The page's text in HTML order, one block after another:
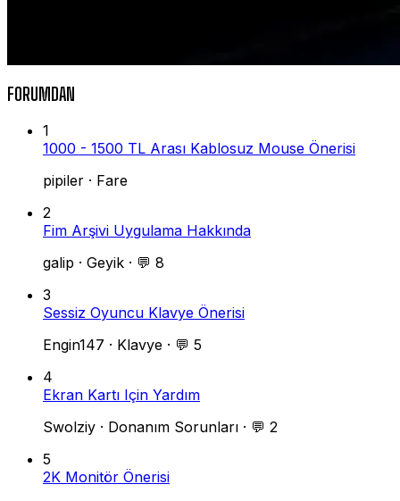
FORUMDAN
1
1000 - 1500 TL Arası Kablosuz Mouse Önerisi
pipiler · Fare
2
Fim Arşivi Uygulama Hakkında
galip · Geyik · 💬 8
3
Sessiz Oyuncu Klavye Önerisi
Engin147 · Klavye · 💬 5
4
Ekran Kartı Için Yardım
Swolziy · Donanım Sorunları · 💬 2
5
2K Monitör Önerisi